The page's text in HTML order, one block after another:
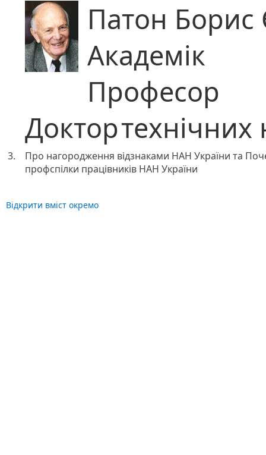
Патон Борис
Академік
Професор
Доктортехнічних
3.
Про нагородження відзнаками НАН України та
профспілки працівників НАН України
Відкрити вміст окремо